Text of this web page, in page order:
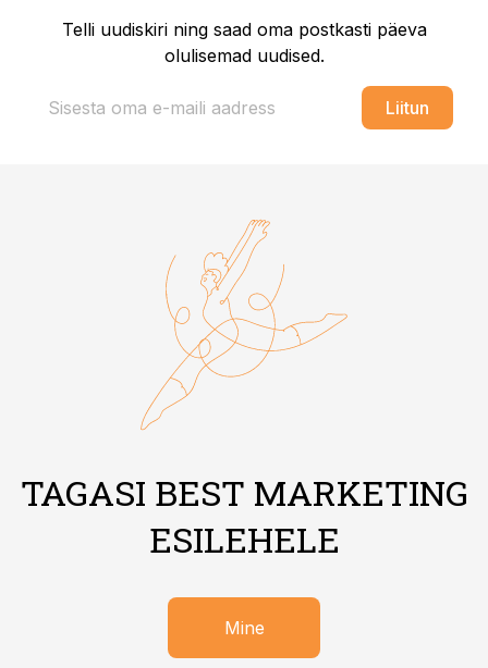
Telli uudiskiri ning saad oma postkasti päeva
olulisemad uudised.
Liitun
TAGASI BEST MARKETING
ESILEHELE
Mine